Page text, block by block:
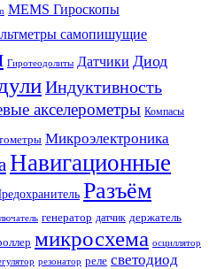
MEMS Гироскопы
самопишущие
Гиротеодолиты Датчики Диод
Индуктивность
акселерометры Компасы
Микроэлектроника
Навигационные
Разъём
генератор датчик держатель
микросхема осциллятор
резонатор реле светодиод